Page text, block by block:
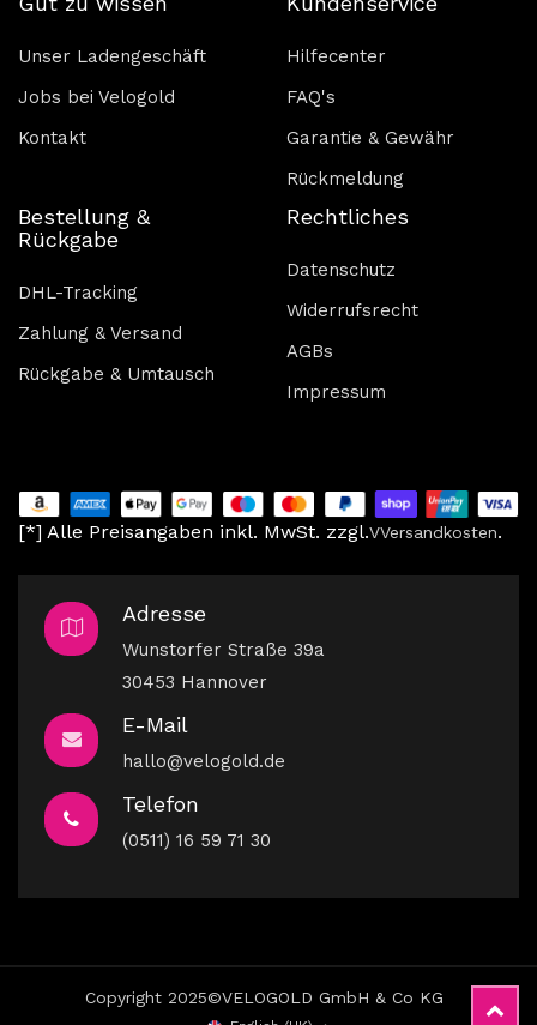
Unser Ladengeschäft
Jobs bei Velogold
Kontakt
Hilfecenter
FAQ's
Garantie & Gewähr
Rückmeldung
Bestellung &
Rückgabe
DHL-Tracking
Zahlung & Versand
Rückgabe & Umtausch
Rechtliches
Datenschutz
Widerrufsrecht
AGBs
Impressum
[*] Alle Preisangaben inkl. MwSt. zzgl.VVersandkosten.
Adresse
Wunstorfer Straße 39a
30453 Hannover
E-Mail
hallo@velogold.de
Telefon
(0511) 16 59 71 30
Copyright 2025©VELOGOLD GmbH & Co KG